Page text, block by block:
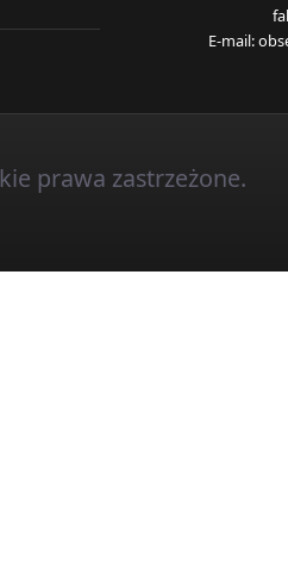
E-mail:
prawa zastrzeżone.